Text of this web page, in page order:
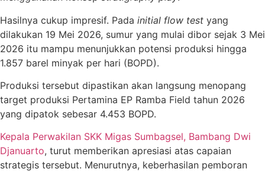
Hasilnya cukup impresif. Pada initial flow test yang
dilakukan 19 Mei 2026, sumur yang mulai dibor sejak 3 Mei
2026 itu mampu menunjukkan potensi produksi hingga
1.857 barel minyak per hari (BOPD).
Produksi tersebut dipastikan akan langsung menopang
target produksi Pertamina EP Ramba Field tahun 2026
yang dipatok sebesar 4.453 BOPD.
Kepala Perwakilan SKK Migas Sumbagsel, Bambang Dwi
Djanuarto, turut memberikan apresiasi atas capaian
strategis tersebut. Menurutnya, keberhasilan pemboran